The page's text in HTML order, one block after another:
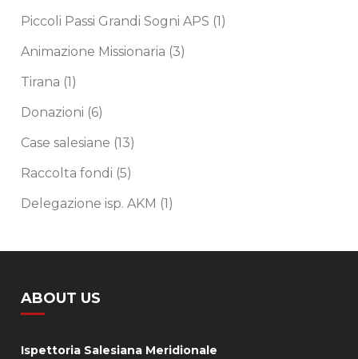
Piccoli Passi Grandi Sogni APS (1)
Animazione Missionaria (3)
Tirana (1)
Donazioni (6)
Case salesiane (13)
Raccolta fondi (5)
Delegazione isp. AKM (1)
ABOUT US
Ispettoria Salesiana Meridionale